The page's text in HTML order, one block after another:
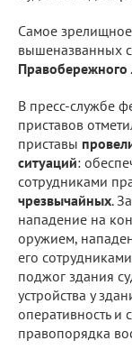
Самое
вышеназванных
Правобережного
В пресс-службе
приставов
приставы
ситуаций:
сотрудниками
чрезвычайных.
нападение на
оружием,
его
поджог здания
устройства у
оперативность и
правопорядка